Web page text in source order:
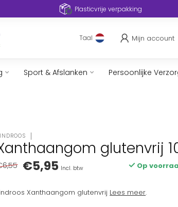
Plasticvrije verpakking
Taal Mijn account
Sport & Afslanken Persoonlijke
glutenvrij
€5,95 Incl. btw Op
Xanthaangom glutenvrij Lees meer.